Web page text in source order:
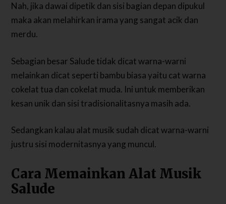
Nah, jika dawai dipetik dan sisi bagian depan dipukul
maka akan melahirkan irama yang sangat acik dan
merdu.
Sebagian besar Salude tidak dicat warna-warni
melainkan dicat seperti bambu biasa yaitu cat warna
cokelat tua dan cokelat muda. Ini untuk memberikan
kesan unik dan sisi tradisionalitasnya masih ada.
Sedangkan kalau alat musik sudah dicat warna-warni
justru sisi modernitasnya yang muncul.
Cara Memainkan Alat Musik
Salude